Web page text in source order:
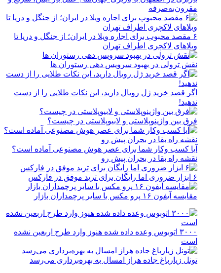
مقرون‌به‌صرفه
۶ مقصد محبوب برای اجاره ویلا در ایران؛ از جنگل و دریا تا
ویلاهای لاکچری اطراف تهران
نقش ترولی در بهبود سرویس دهی رستوران ها
اگر قصد خرید ژل رویال دارید، این نکات طلایی را از دست
ندهید!
فرق بین واژینوپلاستی و لابیوپلاستی در چیست؟
آیا کسب وکار شما برای عصر هوش مصنوعی آماده است؟
نقشه راه بقا در بحران پیش رو
۶ ابزار ضروری اما رایگان برای ترید موفق در فارکس
مقایسه آیفون ۱۶ پرو مکس با سایر پرچمداران بازار
۳۰۰۰ اتوبوس وعده داده شده هنوز وارد طرح اربعین نشده
است
تونل زیارباغ جاده هراز امسال به بهره‌برداری می‌رسد